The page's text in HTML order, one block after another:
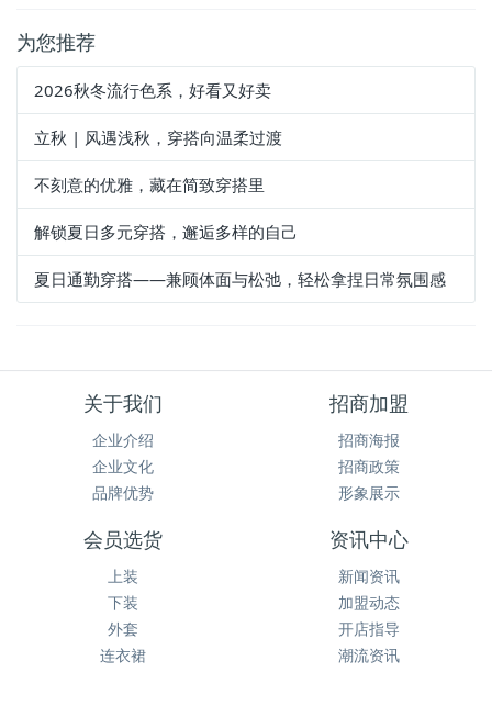
为您推荐
2026秋冬流行色系，好看又好卖
立秋 | 风遇浅秋，穿搭向温柔过渡
不刻意的优雅，藏在简致穿搭里
解锁夏日多元穿搭，邂逅多样的自己
夏日通勤穿搭——兼顾体面与松弛，轻松拿捏日常氛围感
关于我们
企业介绍
企业文化
品牌优势
招商加盟
招商海报
招商政策
形象展示
会员选货
上装
下装
外套
连衣裙
资讯中心
新闻资讯
加盟动态
开店指导
潮流资讯